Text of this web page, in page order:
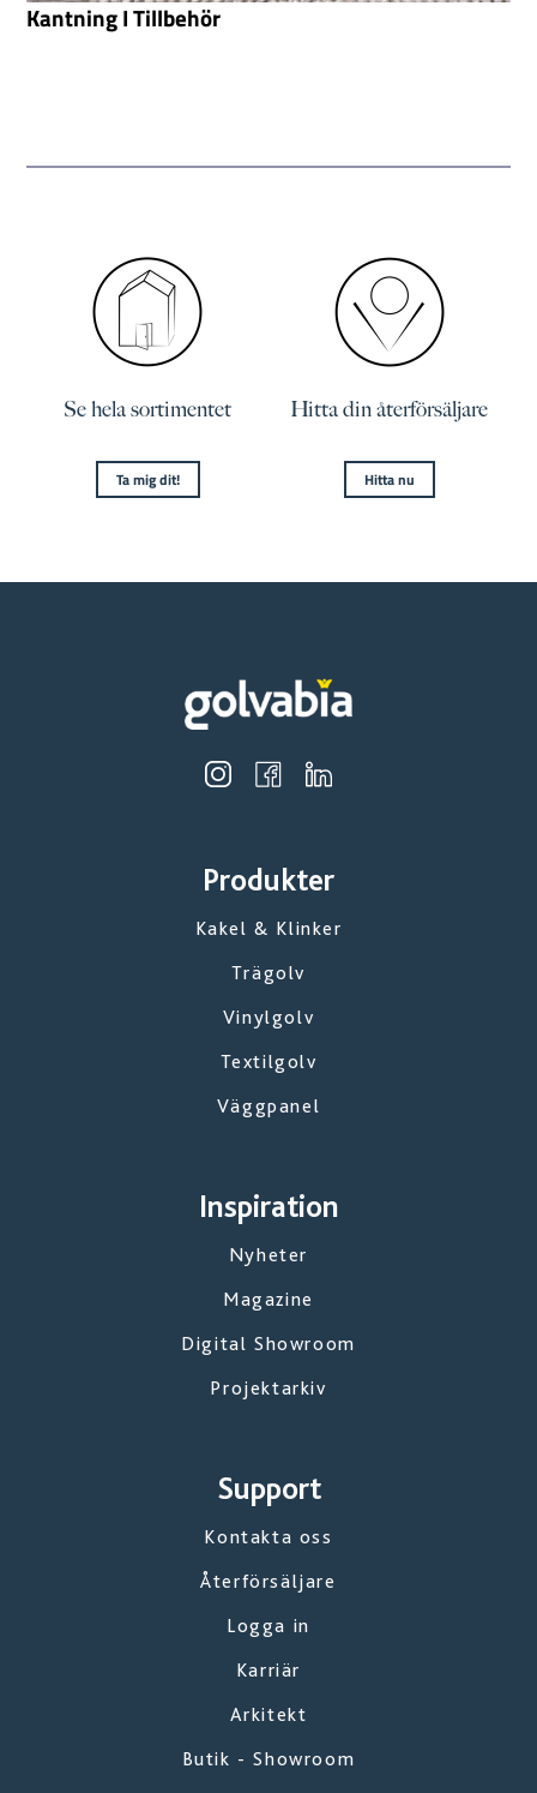
Kantning I Tillbehör
Se hela sortimentet
Ta mig dit!
Hitta din återförsäljare
Hitta nu
Produkter
Kakel & Klinker
Trägolv
Vinylgolv
Textilgolv
Väggpanel
Inspiration
Nyheter
Magazine
Digital Showroom
Projektarkiv
Support
Kontakta oss
Återförsäljare
Logga in
Karriär
Arkitekt
Butik - Showroom